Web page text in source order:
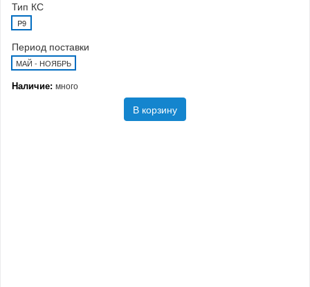
Тип КС
P9
Период поставки
МАЙ - НОЯБРЬ
Наличие: много
В корзину